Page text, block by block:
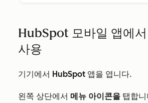
HubSpot 모바일 앱에
사용
기기에서 HubSpot 앱을 엽니다.
왼쪽 상단에서 메뉴 아이콘을 탭합